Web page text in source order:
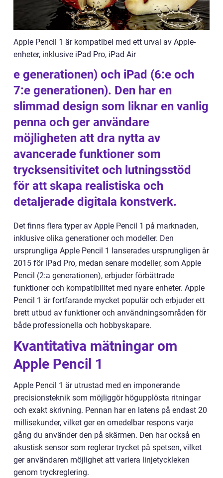
Apple Pencil 1 är kompatibel med ett urval av Apple-
enheter, inklusive iPad Pro, iPad Air
e generationen) och iPad (6:e och
7:e generationen). Den har en
slimmad design som liknar en vanlig
penna och ger användare
möjligheten att dra nytta av
avancerade funktioner som
trycksensitivitet och lutningsstöd
för att skapa realistiska och
detaljerade digitala konstverk.
Det finns flera typer av Apple Pencil 1 på marknaden,
inklusive olika generationer och modeller. Den
ursprungliga Apple Pencil 1 lanserades ursprungligen år
2015 för iPad Pro, medan senare modeller, som Apple
Pencil (2:a generationen), erbjuder förbättrade
funktioner och kompatibilitet med nyare enheter. Apple
Pencil 1 är fortfarande mycket populär och erbjuder ett
brett utbud av funktioner och användningsområden för
både professionella och hobbyskapare.
Kvantitativa mätningar om
Apple Pencil 1
Apple Pencil 1 är utrustad med en imponerande
precisionsteknik som möjliggör högupplösta ritningar
och exakt skrivning. Pennan har en latens på endast 20
millisekunder, vilket ger en omedelbar respons varje
gång du använder den på skärmen. Den har också en
akustisk sensor som reglerar trycket på spetsen, vilket
ger användaren möjlighet att variera linjetyckleken
genom tryckreglering.